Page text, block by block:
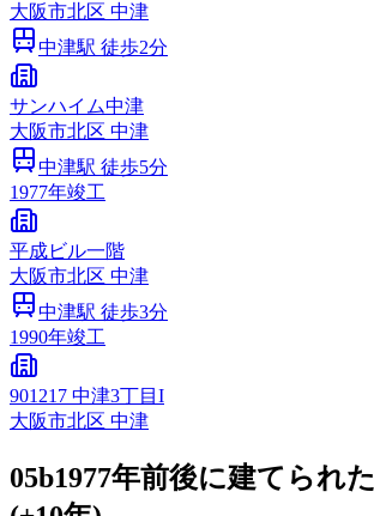
大阪市北区 中津
中津駅 徒歩2分
サンハイム中津
大阪市北区 中津
中津駅 徒歩5分
1977年竣工
平成ビル一階
大阪市北区 中津
中津駅 徒歩3分
1990年竣工
901217 中津3丁目I
大阪市北区 中津
05b1977年前後に建てられ